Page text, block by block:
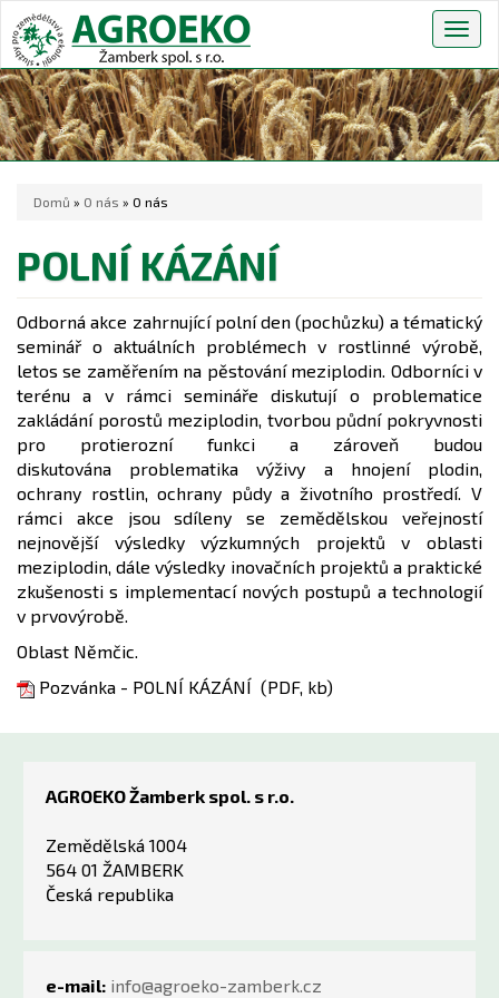
Domů » O nás » O nás
POLNÍ KÁZÁNÍ
Odborná akce zahrnující polní den (pochůzku) a tématický
seminář o aktuálních problémech v rostlinné výrobě,
letos se zaměřením na pěstování meziplodin. Odborníci v
terénu a v rámci semináře diskutují o problematice
zakládání porostů meziplodin, tvorbou půdní pokryvnosti
pro protierozní funkci a zároveň budou
diskutována problematika výživy a hnojení plodin,
ochrany rostlin, ochrany půdy a životního prostředí. V
rámci akce jsou sdíleny se zemědělskou veřejností
nejnovější výsledky výzkumných projektů v oblasti
meziplodin, dále výsledky inovačních projektů a praktické
zkušenosti s implementací nových postupů a technologií
v prvovýrobě.
Oblast Němčic.
Pozvánka - POLNÍ KÁZÁNÍ (PDF, kb)
AGROEKO Žamberk spol. s r.o.
Zemědělská 1004
564 01 ŽAMBERK
Česká republika
e-mail: info@agroeko-zamberk.cz